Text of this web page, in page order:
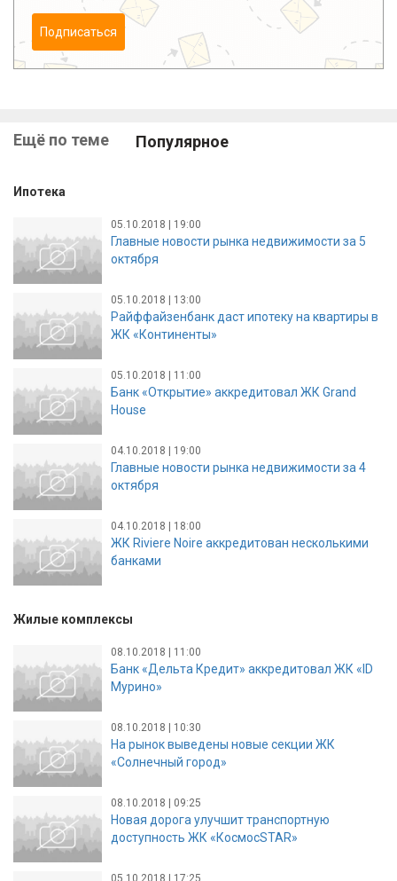
Подписаться
Ещё по теме Популярное
Ипотека
05.10.2018 | 19:00
Главные новости рынка недвижимости за 5
октября
05.10.2018 | 13:00
Райффайзенбанк даст ипотеку на квартиры в
ЖК «Континенты»
05.10.2018 | 11:00
Банк «Открытие» аккредитовал ЖК Grand
House
04.10.2018 | 19:00
Главные новости рынка недвижимости за 4
октября
04.10.2018 | 18:00
ЖК Riviere Noire аккредитован несколькими
банками
Жилые комплексы
08.10.2018 | 11:00
Банк «Дельта Кредит» аккредитовал ЖК «ID
Мурино»
08.10.2018 | 10:30
На рынок выведены новые секции ЖК
«Солнечный город»
08.10.2018 | 09:25
Новая дорога улучшит транспортную
доступность ЖК «КосмосSTAR»
05.10.2018 | 17:25